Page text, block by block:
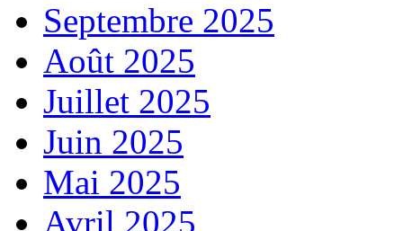
Septembre 2025
Août 2025
Juillet 2025
Juin 2025
Mai 2025
Avril 2025